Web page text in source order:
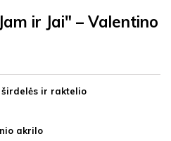
ir Jai" – Valentino
ir raktelio
akrilo